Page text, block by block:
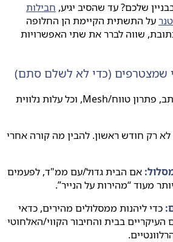
שלכם? עד שהסיב יגיע, חבילות
התשתית הקיימת הן החלופה
שווה לברר את שתי האפשרויות
(כדי לא לשלם סתם)
נתב, פתרון טווח/‏Mesh, וכל עלות נלווית
חודש ראשון. להבין מה קורה אחרי
אם הבית גדול/עם ממ"ד, לפעמים
ליהנות ממסלולים מהירים, כדאי
בבית והחיבור הקווי/האלחוטי